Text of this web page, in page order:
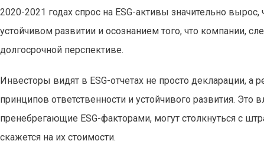
2020-2021 годах спрос на ESG-активы значительно
устойчивом развитии и осознанием того, что компании,
долгосрочной перспективе.
Инвесторы видят в ESG-отчетах не просто декларации,
принципов ответственности и устойчивого развития.
пренебрегающие ESG-факторами, могут столкнуться с
скажется на их стоимости.